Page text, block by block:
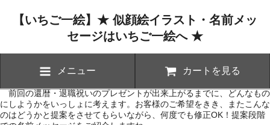
【いちご一絵】★ 似顔絵イラスト・名前メッ
セージはいちご一絵へ ★
メニュー カートを見る
前回の還暦・退職祝いのプレゼントが出来上がるまでに、どんなもの
にしようかをいっしょに考えます。お客様のご希望をきき、またこんな
のはどうかと提案をさせてもらいながら、何度でも修正OK！提案段階